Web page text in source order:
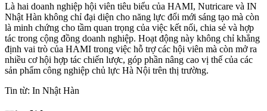
Là hai doanh nghiệp hội viên tiêu biểu của HAMI, Nutricare và IN
Nhật Hàn không chỉ đại diện cho năng lực đổi mới sáng tạo mà còn
là minh chứng cho tầm quan trọng của việc kết nối, chia sẻ và hợp
tác trong cộng đồng doanh nghiệp. Hoạt động này không chỉ khẳng
định vai trò của HAMI trong việc hỗ trợ các hội viên mà còn mở ra
nhiều cơ hội hợp tác chiến lược, góp phần nâng cao vị thế của các
sản phẩm công nghiệp chủ lực Hà Nội trên thị trường.
Tin từ: In Nhật Hàn